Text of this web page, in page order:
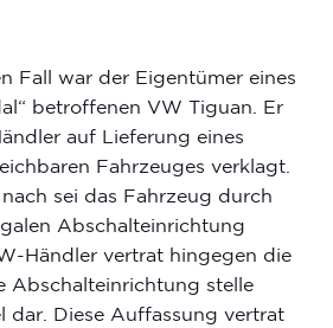
Fall war der Eigentümer eines
betroffenen VW Tiguan. Er
auf Lieferung eines
Fahrzeuges verklagt.
sei das Fahrzeug durch
Abschalteinrichtung
Händler vertrat hingegen die
Abschalteinrichtung stelle
dar. Diese Auffassung vertrat